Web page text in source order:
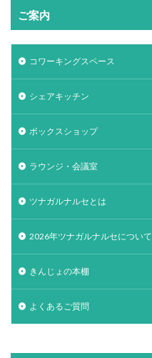
ご案内
コワーキングスペース
シェアキッチン
ボックスショップ
ラウンジ・会議室
ツナガルナルセとは
2026年ツナガルナルセについて
きんじょの本棚
よくあるご質問